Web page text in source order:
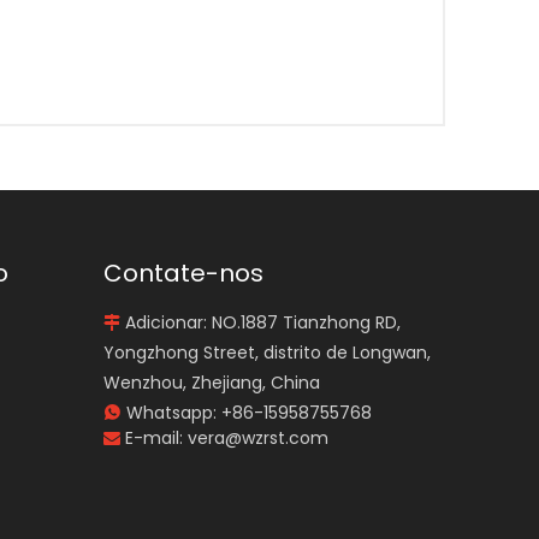
Contate-nos
 Adicionar: NO.1887 Tianzhong RD,
Yongzhong Street, distrito de Longwan,
Wenzhou, Zhejiang, China
 Whatsapp: +86-15958755768
 E-mail: vera@wzrst.com